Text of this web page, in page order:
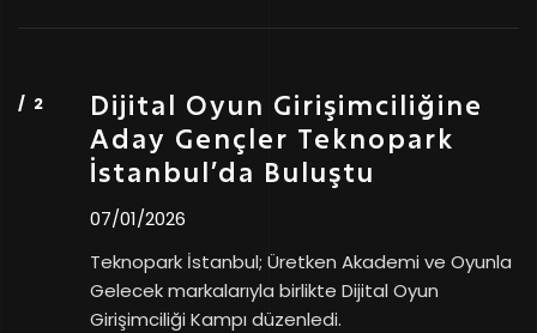
Dijital Oyun Girişimciliğine
Aday Gençler Teknopark
İstanbul’da Buluştu
07/01/2026
Teknopark İstanbul; Üretken Akademi ve Oyunla
Gelecek markalarıyla birlikte Dijital Oyun
Girişimciliği Kampı düzenledi.